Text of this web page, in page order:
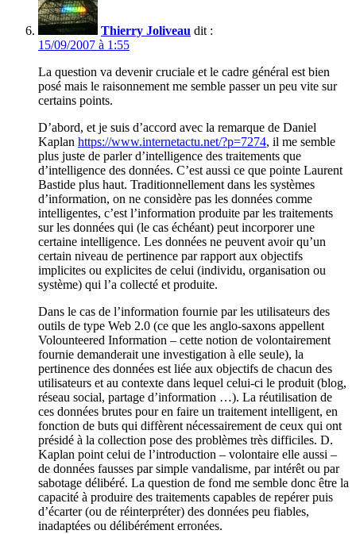
Thierry Joliveau dit :
15/09/2007 à 1:55
La question va devenir cruciale et le cadre général est bien
posé mais le raisonnement me semble passer un peu vite sur
certains points.
D’abord, et je suis d’accord avec la remarque de Daniel
Kaplan https://www.internetactu.net/?p=7274, il me semble
plus juste de parler d’intelligence des traitements que
d’intelligence des données. C’est aussi ce que pointe Laurent
Bastide plus haut. Traditionnellement dans les systèmes
d’information, on ne considère pas les données comme
intelligentes, c’est l’information produite par les traitements
sur les données qui (le cas échéant) peut incorporer une
certaine intelligence. Les données ne peuvent avoir qu’un
certain niveau de pertinence par rapport aux objectifs
implicites ou explicites de celui (individu, organisation ou
système) qui l’a collecté et produite.
Dans le cas de l’information fournie par les utilisateurs des
outils de type Web 2.0 (ce que les anglo-saxons appellent
Volounteered Information – cette notion de volontairement
fournie demanderait une investigation à elle seule), la
pertinence des données est liée aux objectifs de chacun des
utilisateurs et au contexte dans lequel celui-ci le produit (blog,
réseau social, partage d’information …). La réutilisation de
ces données brutes pour en faire un traitement intelligent, en
fonction de buts qui diffèrent nécessairement de ceux qui ont
présidé à la collection pose des problèmes très difficiles. D.
Kaplan point celui de l’introduction – volontaire elle aussi –
de données fausses par simple vandalisme, par intérêt ou par
sabotage délibéré. La question de fond me semble donc être la
capacité à produire des traitements capables de repérer puis
d’écarter (ou de réinterpréter) des données peu fiables,
inadaptées ou délibérément erronées.